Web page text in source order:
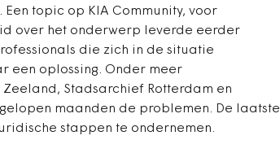
topic op KIA Community, voor
over het onderwerp leverde eerder
die zich in de situatie
een oplossing. Onder meer
Stadsarchief Rotterdam en
maanden de problemen. De laatste
stappen te ondernemen.